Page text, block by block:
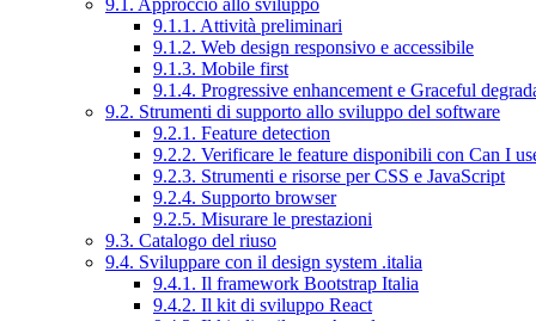
9.1. Approccio allo sviluppo
9.1.1. Attività preliminari
9.1.2. Web design responsivo e accessibile
9.1.3. Mobile first
9.1.4. Progressive enhancement e Graceful
9.2. Strumenti di supporto allo sviluppo del software
9.2.1. Feature detection
9.2.2. Verificare le feature disponibili con Can I
9.2.3. Strumenti e risorse per CSS e JavaScript
9.2.4. Supporto browser
9.2.5. Misurare le prestazioni
9.3. Catalogo del riuso
9.4. Sviluppare con il design system .italia
9.4.1. Il framework Bootstrap Italia
9.4.2. Il kit di sviluppo React